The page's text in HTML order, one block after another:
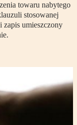
towaru nabytego
stosowanej
zapis umieszczony